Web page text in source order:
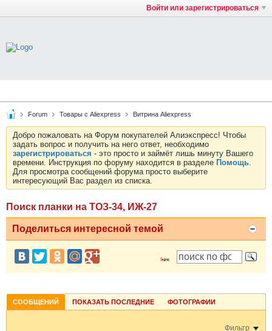
Войти или зарегистрироваться
Forum Товары с Aliexpress Витрина Aliexpress
Добро пожаловать на Форум покупателей Алиэкспресс! Чтобы
задать вопрос и получить на него ответ, необходимо
зарегистрироваться - это просто и займёт лишь минуту Вашего
времени. Инструкция по форуму находится в разделе Помощь.
Для просмотра сообщений форума просто выберите
интересующий Вас раздел из списка.
Поиск планки на ТОЗ-34, ИЖ-27
Поделиться интересной темой
СООБЩЕНИЙ ПОКАЗАТЬ ПОСЛЕДНИЕ ФОТОГРАФИИ
Фильтр